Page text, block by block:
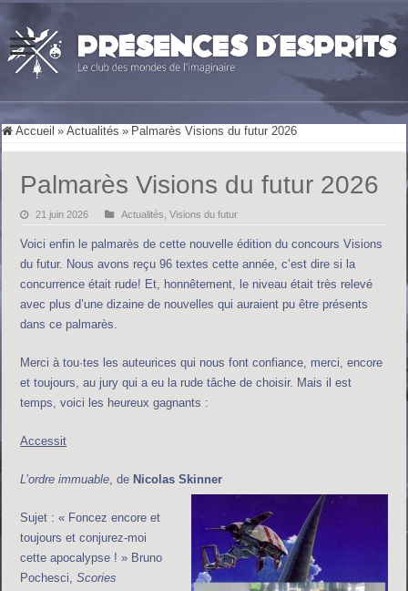
Accueil » Actualités » Palmarès Visions du futur 2026
Palmarès Visions du futur 2026
21 juin 2026 Actualités ,Visions du futur
Voici enfin le palmarès de cette nouvelle édition du concours Visions
du futur. Nous avons reçu 96 textes cette année, c’est dire si la
concurrence était rude! Et, honnêtement, le niveau était très relevé
avec plus d’une dizaine de nouvelles qui auraient pu être présents
dans ce palmarès.
Merci à tou·tes les auteurices qui nous font confiance, merci, encore
et toujours, au jury qui a eu la rude tâche de choisir. Mais il est
temps, voici les heureux gagnants :
Accessit
L’ordre immuable , de Nicolas Skinner
Sujet : « Foncez encore et
toujours et conjurez-moi
cette apocalypse ! » Bruno
Pochesci,Scories